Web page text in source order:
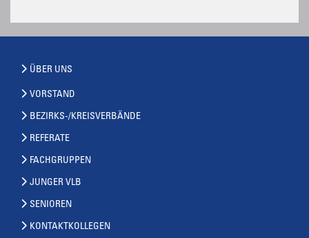
ÜBER UNS
VORSTAND
BEZIRKS-/KREISVERBÄNDE
REFERATE
FACHGRUPPEN
JUNGER VLB
SENIOREN
KONTAKTKOLLEGEN